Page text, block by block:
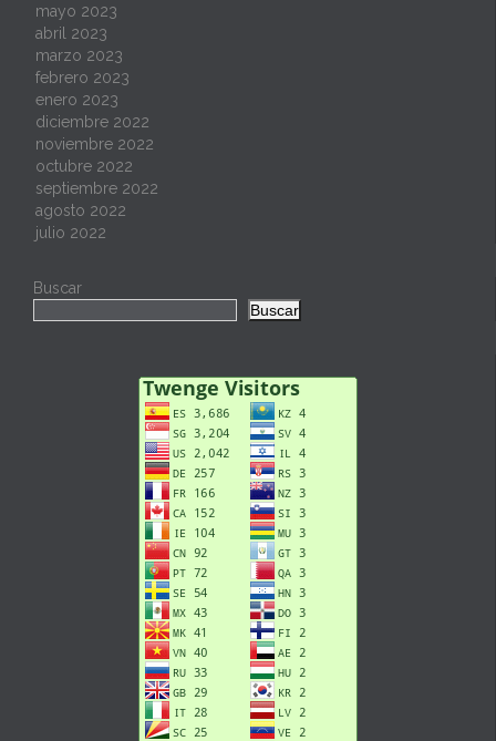
mayo 2023
abril 2023
marzo 2023
febrero 2023
enero 2023
diciembre 2022
noviembre 2022
octubre 2022
septiembre 2022
agosto 2022
julio 2022
Buscar
Buscar